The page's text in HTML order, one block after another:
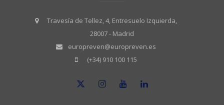
Travesía de Tellez, 4, Entresuelo Izquierda,
28007 - Madrid
europreven@europreven.es
(+34) 910 100 115